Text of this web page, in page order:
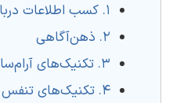
۱. کسب اطلاعات درباره‌ی اضطراب
۲. ذهن‌آگاهی
۳. تکنیک‌های آرام‌سازی
۴. تکنیک‌های تنفس صحیح